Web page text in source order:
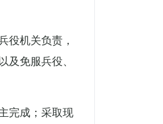
役机关负责，
免服兵役、
完成；采取现